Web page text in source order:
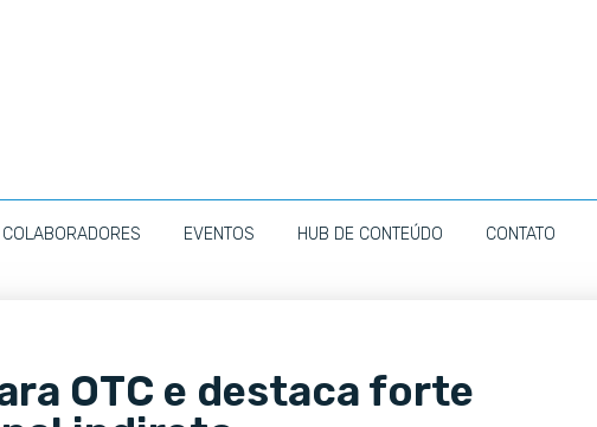
EVENTOS HUB DE CONTEÚDO CONTATO
OTC e destaca forte